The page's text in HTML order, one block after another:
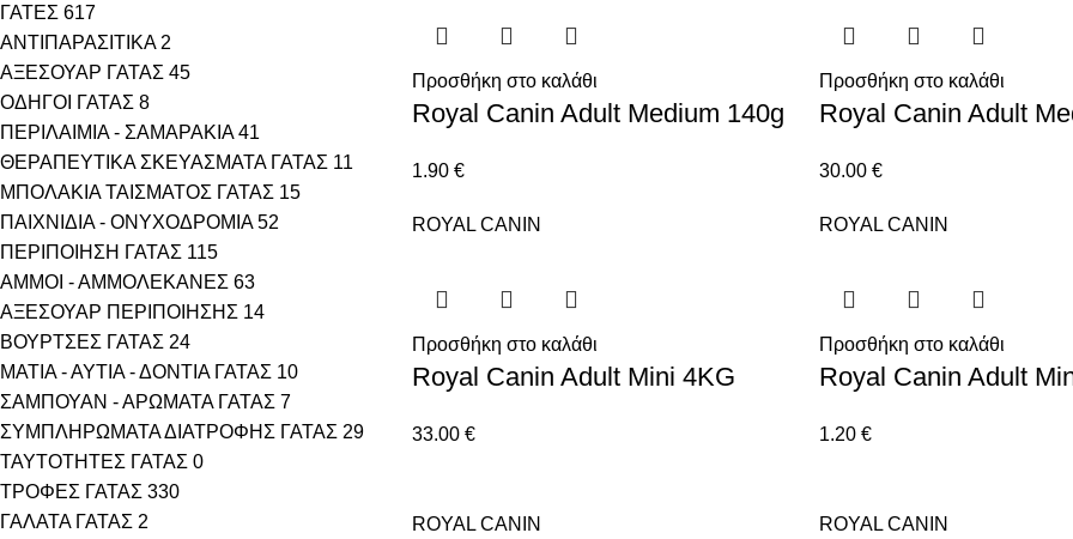
ΓΑΤΕΣ 617
ΑΝΤΙΠΑΡΑΣΙΤΙΚΑ 2
ΑΞΕΣΟΥΑΡ ΓΑΤΑΣ 45
ΟΔΗΓΟΙ ΓΑΤΑΣ 8
ΠΕΡΙΛΑΙΜΙΑ - ΣΑΜΑΡΑΚΙΑ 41
ΘΕΡΑΠΕΥΤΙΚΑ ΣΚΕΥΑΣΜΑΤΑ ΓΑΤΑΣ 11
ΜΠΟΛΑΚΙΑ ΤΑΙΣΜΑΤΟΣ ΓΑΤΑΣ 15
ΠΑΙΧΝΙΔΙΑ - ΟΝΥΧΟΔΡΟΜΙΑ 52
ΠΕΡΙΠΟΙΗΣΗ ΓΑΤΑΣ 115
ΑΜΜΟΙ - ΑΜΜΟΛΕΚΑΝΕΣ 63
ΑΞΕΣΟΥΑΡ ΠΕΡΙΠΟΙΗΣΗΣ 14
ΒΟΥΡΤΣΕΣ ΓΑΤΑΣ 24
ΜΑΤΙΑ - ΑΥΤΙΑ - ΔΟΝΤΙΑ ΓΑΤΑΣ 10
ΣΑΜΠΟΥΑΝ - ΑΡΩΜΑΤΑ ΓΑΤΑΣ 7
ΣΥΜΠΛΗΡΩΜΑΤΑ ΔΙΑΤΡΟΦΗΣ ΓΑΤΑΣ 29
ΤΑΥΤΟΤΗΤΕΣ ΓΑΤΑΣ 0
ΤΡΟΦΕΣ ΓΑΤΑΣ 330
ΓΑΛΑΤΑ ΓΑΤΑΣ 2
Προσθήκη στο καλάθι
Royal Canin Adult Medium 140g
1.90 €
Προσθήκη στο καλάθι
Royal Canin Adult
30.00 €
ROYAL CANIN
Προσθήκη στο καλάθι
Royal Canin Adult Mini 4KG
33.00 €
ROYAL CANIN
Προσθήκη στο καλάθι
Royal Canin Adult
1.20 €
ROYAL CANIN ROYAL CANIN